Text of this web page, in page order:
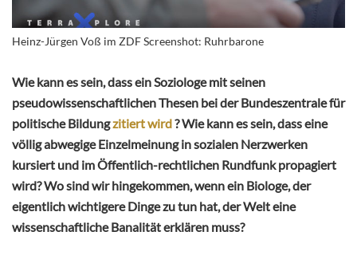
Heinz-Jürgen Voß im ZDF Screenshot: Ruhrbarone
Wie kann es sein, dass ein Soziologe mit seinen
pseudowissenschaftlichen Thesen bei der Bundeszentrale für
politische Bildungzitiert wird? Wie kann es sein, dass eine
völlig abwegige Einzelmeinung in sozialen Nerzwerken
kursiert und im Öffentlich-rechtlichen Rundfunk propagiert
wird? Wo sind wir hingekommen, wenn ein Biologe, der
eigentlich wichtigere Dinge zu tun hat, der Welt eine
wissenschaftliche Banalität erklären muss?